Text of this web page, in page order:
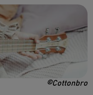
©Cottonbro